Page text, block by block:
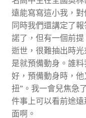
遠能寫寫這小我，
同時我們還講定了
諾了，但有一個前
逝世，很難抽出時
是就預備動身。誰
好，預備動身時，
扭”。我一會兒焦急
件事上可以看前途
面啊。